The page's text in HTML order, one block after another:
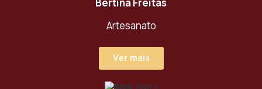
Artesanato
Ver mais